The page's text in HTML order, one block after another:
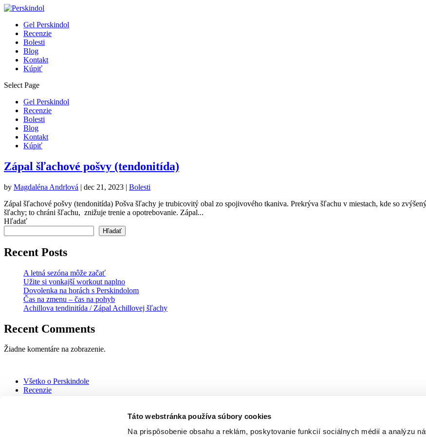
Táto webstránka používa súbory cookies
Na prispôsobenie obsahu a reklám, poskytovanie funkcií sociálnych médií a analýzu
Gel Perskindol
Recenzie
Bolesti
Blog
Kontakt
Kúpiť
Select Page
Gel Perskindol
Recenzie
Bolesti
Blog
Kontakt
Kúpiť
Zápal šľachové pošvy (tendonitída)
by Magdaléna Andrlová | dec 21, 2023 | Bolesti
Zápal šľachové pošvy (tendonitída) Pošva šľachy je trubicovitý obal zo spojivového tkaniva. Prekrýva šľachu v miestach, kde so
šľachy; to chráni šľachu, znižuje trenie a opotrebovanie. Zápal...
Hľadať
Hľadať
Recent Posts
A letná sezóna môže začať
Užite si vonkajší workout naplno
Dovolenka na horách s Perskindolom
Čas na zmenu – čas na pohyb
Achillova tendinitída / Zápal Achillovej šľachy
Recent Comments
Žiadne komentáre na zobrazenie.
Všetko o Perskindole
Recenzie